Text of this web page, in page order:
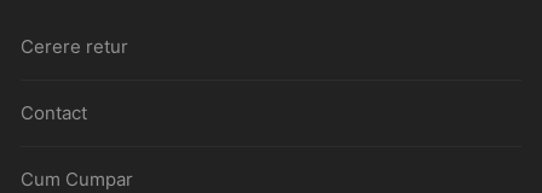
Cerere retur
Contact
Cum Cumpar